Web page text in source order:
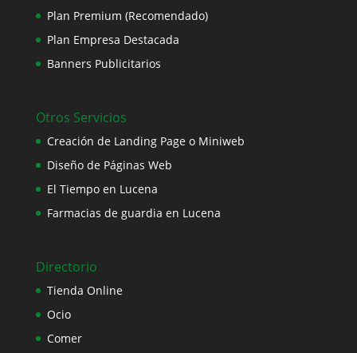
Plan Premium (Recomendado)
Plan Empresa Destacada
Banners Publicitarios
Otros Servicios
Creación de Landing Page o Miniweb
Diseño de Páginas Web
El Tiempo en Lucena
Farmacias de guardia en Lucena
Directorio
Tienda Online
Ocio
Comer